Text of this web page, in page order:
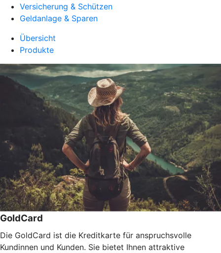
Versicherung & Schützen
Geldanlage & Sparen
Übersicht
Produkte
GoldCard
Die GoldCard ist die Kreditkarte für anspruchsvolle
Kundinnen und Kunden. Sie bietet Ihnen attraktive